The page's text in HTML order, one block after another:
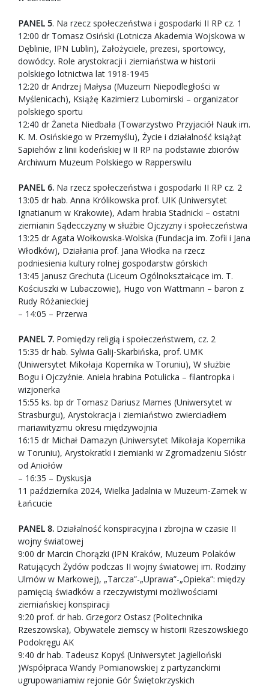
PANEL 5. Na rzecz społeczeństwa i gospodarki II RP cz. 1
12:00 dr Tomasz Osiński (Lotnicza Akademia Wojskowa w
Dęblinie, IPN Lublin), Założyciele, prezesi, sportowcy,
dowódcy. Role arystokracji i ziemiaństwa w historii
polskiego lotnictwa lat 1918-1945
12:20 dr Andrzej Małysa (Muzeum Niepodległości w
Myślenicach), Książę Kazimierz Lubomirski – organizator
polskiego sportu
12:40 dr Żaneta Niedbała (Towarzystwo Przyjaciół Nauk im.
K. M. Osińskiego w Przemyślu), Życie i działalność książąt
Sapiehów z linii kodeńskiej w II RP na podstawie zbiorów
Archiwum Muzeum Polskiego w Rapperswilu
PANEL 6. Na rzecz społeczeństwa i gospodarki II RP cz. 2
13:05 dr hab. Anna Królikowska prof. UIK (Uniwersytet
Ignatianum w Krakowie), Adam hrabia Stadnicki – ostatni
ziemianin Sądecczyzny w służbie Ojczyzny i społeczeństwa
13:25 dr Agata Wołkowska-Wolska (Fundacja im. Zofii i Jana
Włodków), Działania prof. Jana Włodka na rzecz
podniesienia kultury rolnej gospodarstw górskich
13:45 Janusz Grechuta (Liceum Ogólnokształcące im. T.
Kościuszki w Lubaczowie), Hugo von Wattmann – baron z
Rudy Różanieckiej
– 14:05 – Przerwa
PANEL 7. Pomiędzy religią i społeczeństwem, cz. 2
15:35 dr hab. Sylwia Galij-Skarbińska, prof. UMK
(Uniwersytet Mikołaja Kopernika w Toruniu), W służbie
Bogu i Ojczyźnie. Aniela hrabina Potulicka – filantropka i
wizjonerka
15:55 ks. bp dr Tomasz Dariusz Mames (Uniwersytet w
Strasburgu), Arystokracja i ziemiaństwo zwierciadłem
mariawityzmu okresu międzywojnia
16:15 dr Michał Damazyn (Uniwersytet Mikołaja Kopernika
w Toruniu), Arystokratki i ziemianki w Zgromadzeniu Sióstr
od Aniołów
– 16:35 – Dyskusja
11 października 2024, Wielka Jadalnia w Muzeum-Zamek w
Łańcucie
PANEL 8. Działalność konspiracyjna i zbrojna w czasie II
wojny światowej
9:00 dr Marcin Chorązki (IPN Kraków, Muzeum Polaków
Ratujących Żydów podczas II wojny światowej im. Rodziny
Ulmów w Markowej), „Tarcza”-„Uprawa”-„Opieka”: między
pamięcią świadków a rzeczywistymi możliwościami
ziemiańskiej konspiracji
9:20 prof. dr hab. Grzegorz Ostasz (Politechnika
Rzeszowska), Obywatele ziemscy w historii Rzeszowskiego
Podokręgu AK
9:40 dr hab. Tadeusz Kopyś (Uniwersytet Jagielloński
)Współpraca Wandy Pomianowskiej z partyzanckimi
ugrupowaniamiw rejonie Gór Świętokrzyskich